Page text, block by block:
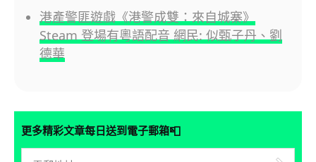
港產警匪遊戲《港警成雙：來自城寨》
Steam 登場有粵語配音 網民: 似甄子丹、劉
德華
更多精彩文章每日送到電子郵箱📮